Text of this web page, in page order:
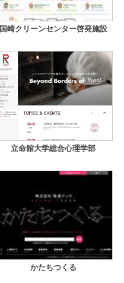
国崎クリーンセンター啓発施設
立命館大学総合心理学部
かたちつくる